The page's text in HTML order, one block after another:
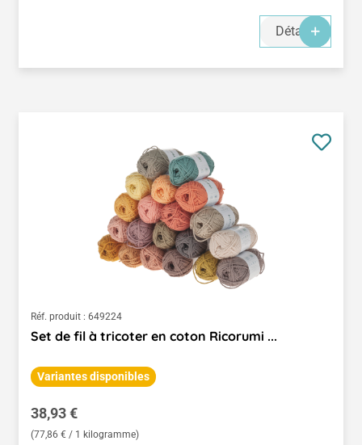
Détails
Réf. produit : 649224
Set de fil à tricoter en coton Ricorumi ...
Variantes disponibles
Prix régulier :
38,93 €
(77,86 € / 1 kilogramme)